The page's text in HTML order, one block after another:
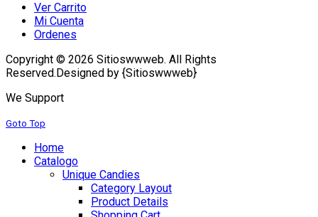
Ver Carrito
Mi Cuenta
Ordenes
Copyright © 2026 Sitioswwweb. All Rights
Reserved. Designed by {Sitioswwweb}
We Support
Goto Top
Home
Catalogo
Unique Candies
Category Layout
Product Details